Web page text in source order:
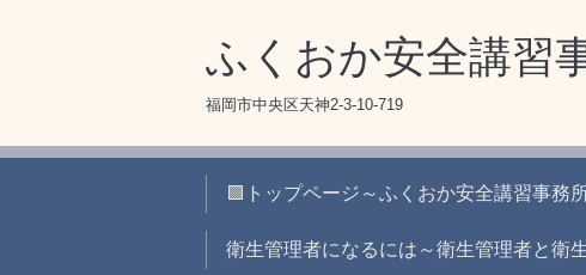
ふくおか安全講習
福岡市中央区天神2-3-10-719
🟪トップページ～ふくおか安全講習事務
衛生管理者になるには～衛生管理者と衛